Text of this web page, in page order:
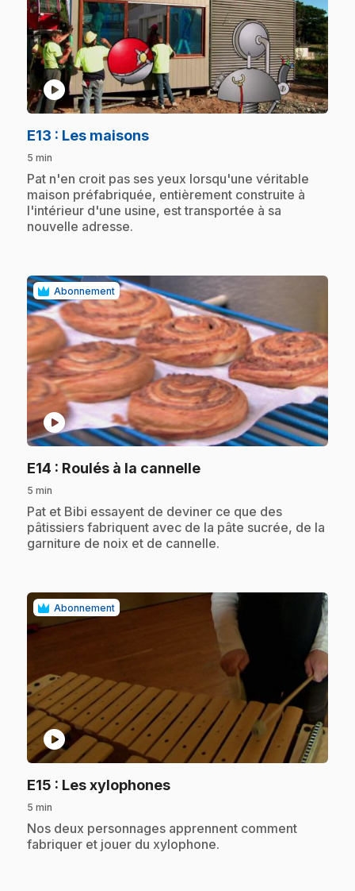
play_circle
E13 : Les maisons.
5 min
.Pat n'en croit pas ses yeux lorsqu'une véritable
maison préfabriquée, entièrement construite à
l'intérieur d'une usine, est transportée à sa
nouvelle adresse.
Abonnement
play_circle
E14 : Roulés à la cannelle.
5 min
.Pat et Bibi essayent de deviner ce que des
pâtissiers fabriquent avec de la pâte sucrée, de la
garniture de noix et de cannelle.
Abonnement
play_circle
E15 : Les xylophones.
5 min
.Nos deux personnages apprennent comment
fabriquer et jouer du xylophone.